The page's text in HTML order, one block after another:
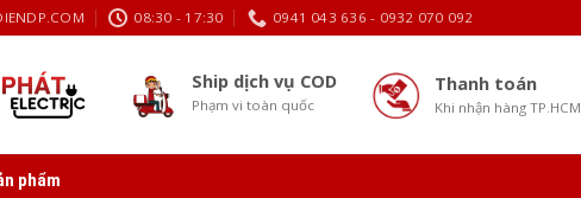
08:30 - 17:30 0941 043 636 - 0932 070 092
Ship dịch vụ COD
Phạm vi toàn quốc
Thanh toán
Khi nhận hàng TP.HCM
phẩm